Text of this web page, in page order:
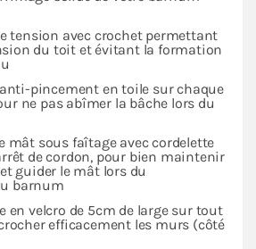
tension avec crochet permettant
du toit et évitant la formation
pincement en toile sur chaque
ne pas abîmer la bâche lors du
mât sous faîtage avec cordelette
de cordon, pour bien maintenir
guider le mât lors du
barnum
en velcro de 5cm de large sur tout
efficacement les murs (côté